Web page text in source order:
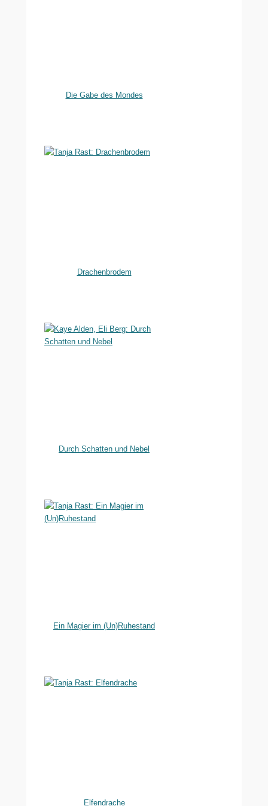
Die Gabe des Mondes
Drachenbrodem
Durch Schatten und Nebel
Ein Magier im (Un)Ruhestand
Elfendrache